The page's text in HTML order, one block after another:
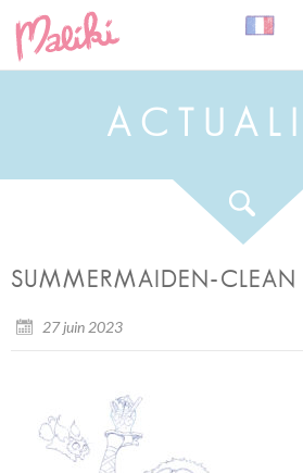
A C U A L
SUMMERMAIDEN-CLEAN
27 juin 2023